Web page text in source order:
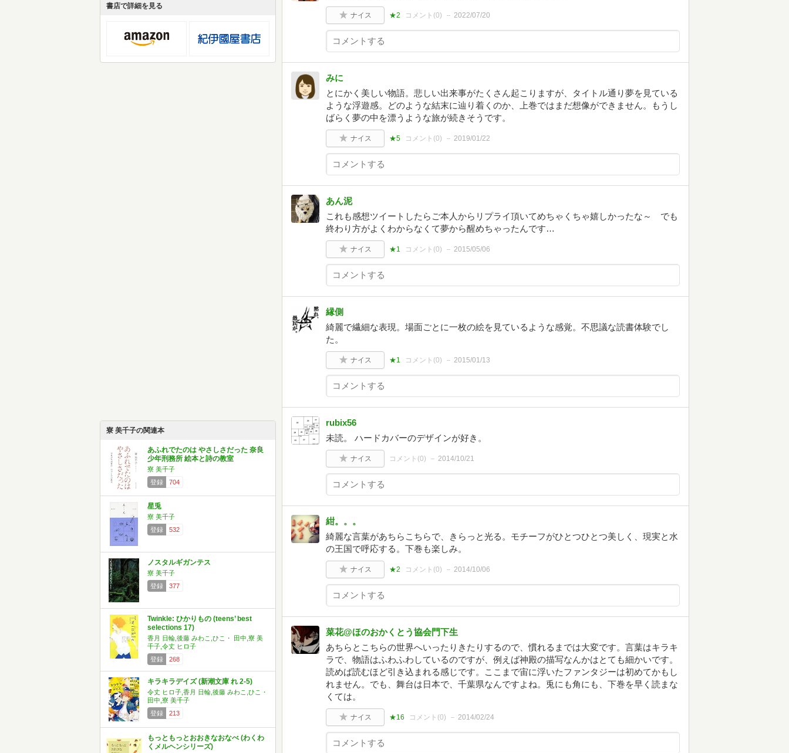
書店で詳細を見る
寮 美千子の関連本
あふれでたのは やさしさだった 奈良
少年刑務所 絵本と詩の教室
寮 美千子
登録
704
星兎
寮 美千子
登録
532
ノスタルギガンテス
寮 美千子
登録
377
Twinkle: ひかりもの (teens’ best
selections 17)
香月 日輪,後藤 みわこ,ひこ・ 田中,寮 美
千子,令丈 ヒロ子
登録
268
キラキラデイズ (新潮文庫 れ 2-5)
令丈 ヒロ子,香月 日輪,後藤 みわこ,ひこ・
田中,寮 美千子
登録
213
もっともっとおおきなおなべ (わくわ
くメルヘンシリーズ)
ナイス ★2 コメント(0) 2022/07/20
みに
とにかく美しい物語。悲しい出来事がたくさん起こりますが、タイトル通り夢を見ている
ような浮遊感。どのような結末に辿り着くのか、上巻ではまだ想像ができません。もうし
ばらく夢の中を漂うような旅が続きそうです。
ナイス ★5 コメント(0) 2019/01/22
あん泥
これも感想ツイートしたらご本人からリプライ頂いてめちゃくちゃ嬉しかったな～ でも
終わり方がよくわからなくて夢から醒めちゃったんです…
ナイス ★1 コメント(0) 2015/05/06
縁側
綺麗で繊細な表現。場面ごとに一枚の絵を見ているような感覚。不思議な読書体験でし
た。
ナイス ★1 コメント(0) 2015/01/13
rubix56
未読。 ハードカバーのデザインが好き。
ナイス コメント(0) 2014/10/21
紺。。。
綺麗な言葉があちらこちらで、きらっと光る。モチーフがひとつひとつ美しく、現実と水
の王国で呼応する。下巻も楽しみ。
ナイス ★2 コメント(0) 2014/10/06
菜花@ほのおかくとう協会門下生
あちらとこちらの世界へいったりきたりするので、慣れるまでは大変です。言葉はキラキ
ラで、物語はふわふわしているのですが、例えば神殿の描写なんかはとても細かいです。
読めば読むほど引き込まれる感じです。ここまで宙に浮いたファンタジーは初めてかもし
れません。でも、舞台は日本で、千葉県なんですよね。兎にも角にも、下巻を早く読まな
くては。
ナイス ★16 コメント(0) 2014/02/24